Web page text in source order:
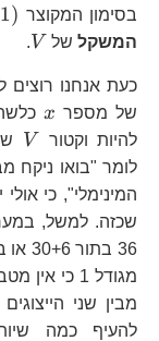
בסימון המקוצר
1)
המשקל של V
.
כעת אנחנו רוצים
של מספר x
C
להיות וקטור
V
לומר "בואו ניקח
המינימלי", כי
שכזה. למשל,
מבין שני
להעיף כמה